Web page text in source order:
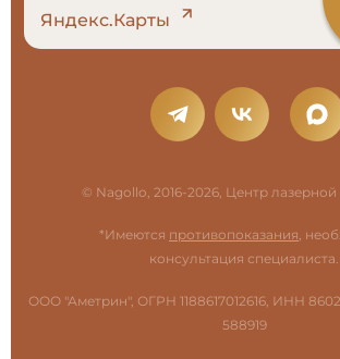
© Nagollo, 2016-2026, Центр
*Имеются противопоказания,
консультация специалиста.
ООО "Аметрин", ОГРН 1188617012616, ИНН
588919
Яндекс.Карты